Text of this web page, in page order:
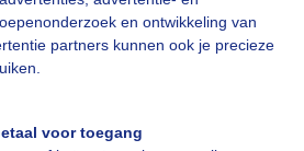
en ontwikkeling van
partners kunnen ook je precieze
voor toegang